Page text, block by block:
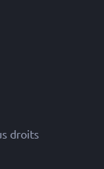
droits